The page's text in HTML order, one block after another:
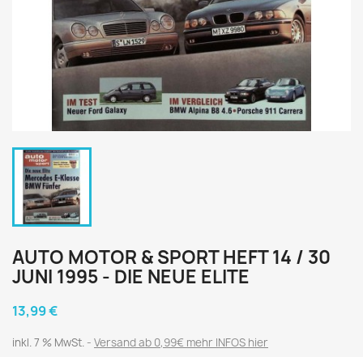
AUTO MOTOR & SPORT HEFT 14 / 30
JUNI 1995 - DIE NEUE ELITE
13,99 €
inkl. 7 % MwSt. Versand ab 0,99€ mehr INFOS hier